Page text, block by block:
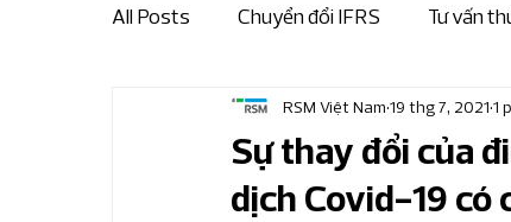
All Posts Chuyển đổi IFRS Tư vấn
Bản tin nhanh thuế và hải quan Bản
Bản tin nhanh IFRS Bản tin thuế &
Sự thay đổi của
dịch Covid-19 có
RSM Việt Nam 19 thg 7, 2021 1